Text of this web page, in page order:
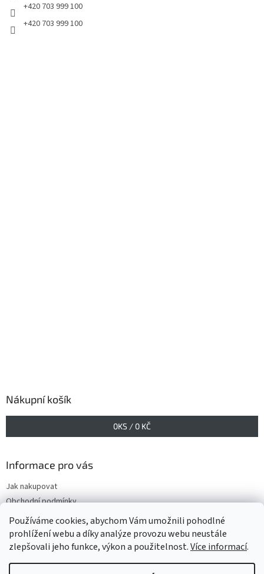
Používáme cookies, abychom Vám umožnili pohodlné
prohlížení webu a díky analýze provozu webu neustále
zlepšovali jeho funkce, výkon a použitelnost.Více informací.
+420 703 999 100
+420 703 999 100
Nákupní košík
0KS / 0 KČ
Informace pro vás
Jak nakupovat
Obchodní podmínky
Podmínky ochrany osobních údajů